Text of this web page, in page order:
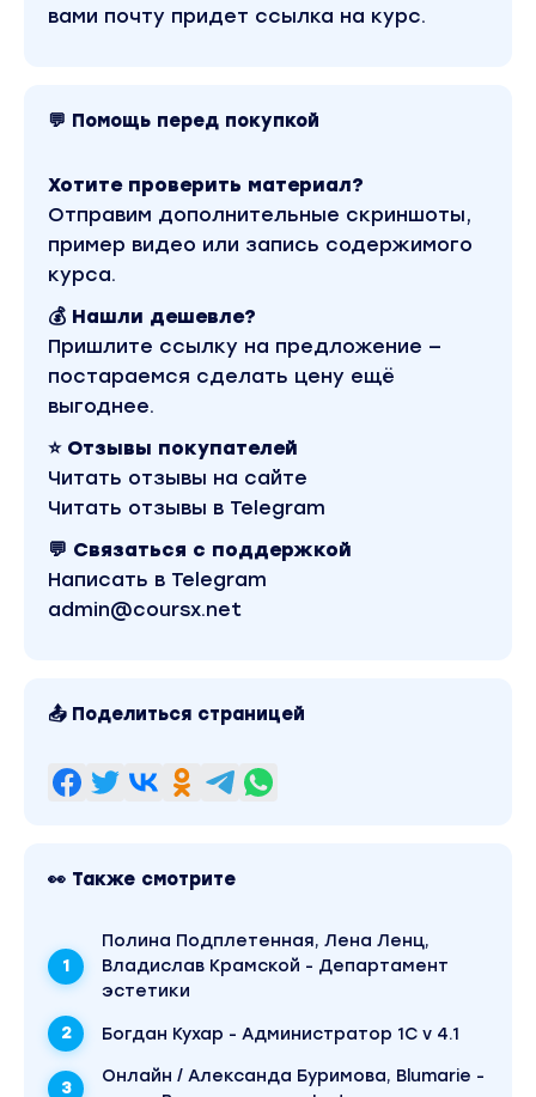
вами почту придет ссылка на курс.
💬 Помощь перед покупкой
Хотите проверить материал?
Отправим дополнительные скриншоты,
пример видео или запись содержимого
курса.
💰 Нашли дешевле?
Пришлите ссылку на предложение —
постараемся сделать цену ещё
выгоднее.
⭐ Отзывы покупателей
Читать отзывы на сайте
Читать отзывы в Telegram
💬 Связаться с поддержкой
Написать в Telegram
admin@coursx.net
📤 Поделиться страницей
👀 Также смотрите
Полина Подплетенная, Лена Ленц,
Владислав Крамской - Департамент
эстетики
Богдан Кухар - Администратор 1С v 4.1
Онлайн / Александа Буримова, Blumarie -